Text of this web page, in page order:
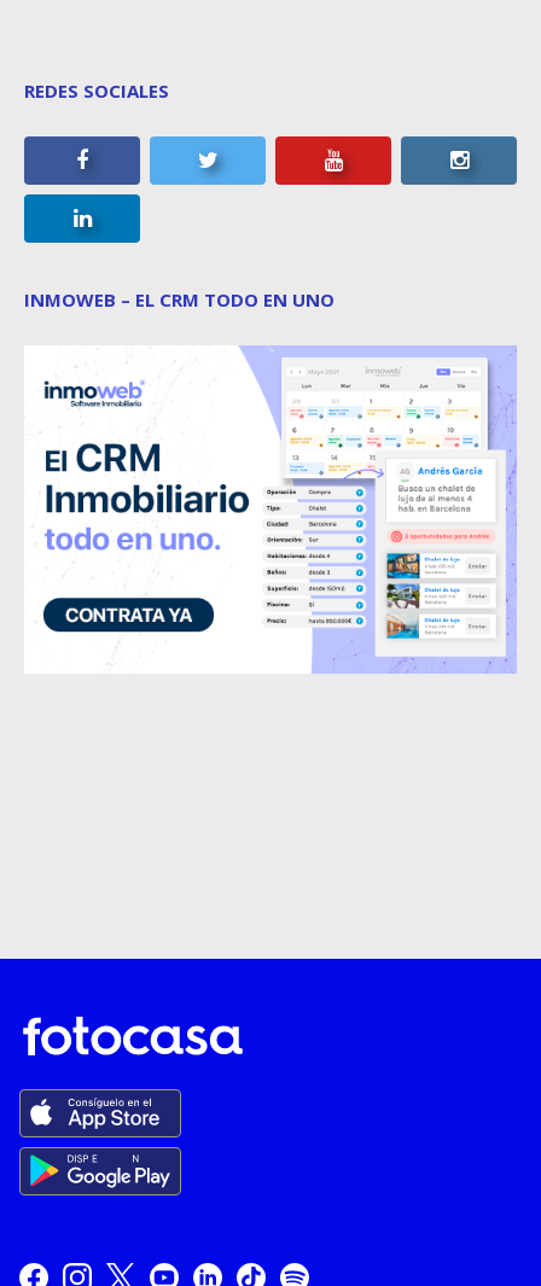
REDES SOCIALES
INMOWEB – EL CRM TODO EN UNO